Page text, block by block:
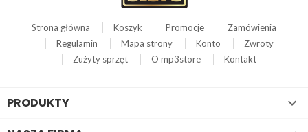
Strona główna Koszyk Promocje
Zamówienia
Regulamin
Mapa strony Konto
Zwroty
Zużyty sprzęt
O mp3store Kontakt
PRODUKTY 